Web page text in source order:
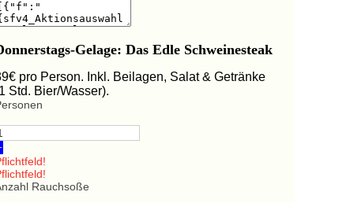
Gelage: Das Edle Schweinesteak
pro Person. Inkl. Beilagen, Salat & Getränke
Std. Bier/Wasser).
Rauchsoße